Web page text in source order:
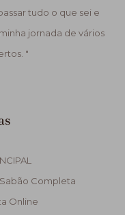
tudo o que sei e
jornada de vários
"
Completa
Online